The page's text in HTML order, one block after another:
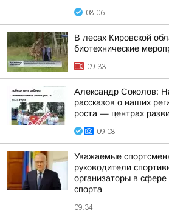
08:06
В лесах Кировской
биотехнические
09:33
Александр Соколов:
рассказов о наших
роста — центрах
09:08
Уважаемые
руководители
организаторы в
спорта
09:34